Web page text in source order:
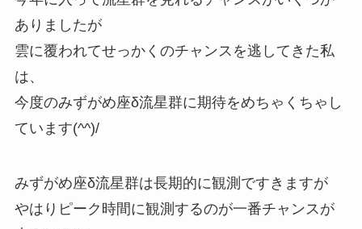
ありましたが
雲に覆われてせっかくのチャンスを逃してきた私
は、
今度のみずがめ座δ流星群に期待をめちゃくちゃし
ています(^^)/
みずがめ座δ流星群は長期的に観測ですきますが
やはりピーク時間に観測するのが一番チャンスが